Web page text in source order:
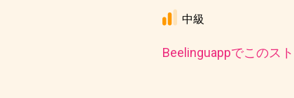
中級
Beelinguappでこのス